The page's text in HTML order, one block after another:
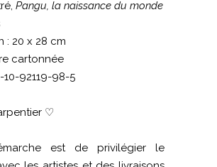
Pangu, la naissance du monde
: 20 x 28 cm
cartonnée
10-92119-98-5
♡
est de privilégier le